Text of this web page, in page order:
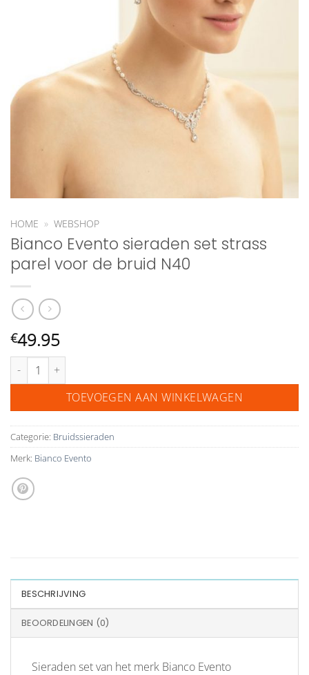
HOME » WEBSHOP
Bianco Evento sieraden set strass
parel voor de bruid N40
€49.95
Bianco Evento sieraden set strass parel voor de bruid N40 aantal
TOEVOEGEN AAN WINKELWAGEN
Categorie: Bruidssieraden
Merk: Bianco Evento
BESCHRIJVING
BEOORDELINGEN (0)
Sieraden set van het merk Bianco Evento